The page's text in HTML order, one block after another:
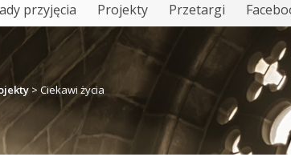
przyjęcia Projekty Przetargi
> Ciekawi życia